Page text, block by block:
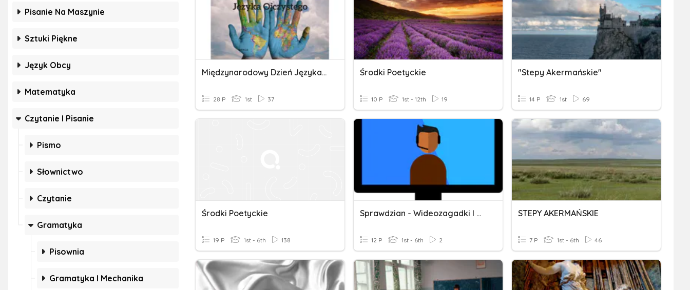
Pisanie Na Maszynie
Sztuki Piękne
Język Obcy
Matematyka
Czytanie I Pisanie
Pismo
Słownictwo
Czytanie
Gramatyka
Pisownia
Gramatyka I Mechanika
Międzynarodowy Dzień Języka Ojczystego W "Hubalu"
28 P 1st 37
Środki Poetyckie
10 P 1st - 12th 19
"Stepy Akermańskie"
14 P 1st 69
Środki Poetyckie
19 P 1st - 6th 138
Sprawdzian - Wideozagadki I Lekcje Przed Nimi
12 P 1st - 6th 2
STEPY AKERMAŃSKIE
7 P 1st - 6th 46